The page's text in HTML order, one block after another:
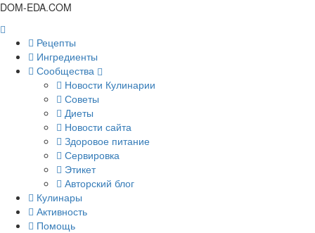
DOM-EDA.COM
Рецепты
Ингредиенты
Сообщества
Новости Кулинарии
Советы
Диеты
Новости сайта
Здоровое питание
Сервировка
Этикет
Авторский блог
Кулинары
Активность
Помощь